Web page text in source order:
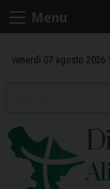
Skip
to
Menu
venerdì 07 agosto 2026